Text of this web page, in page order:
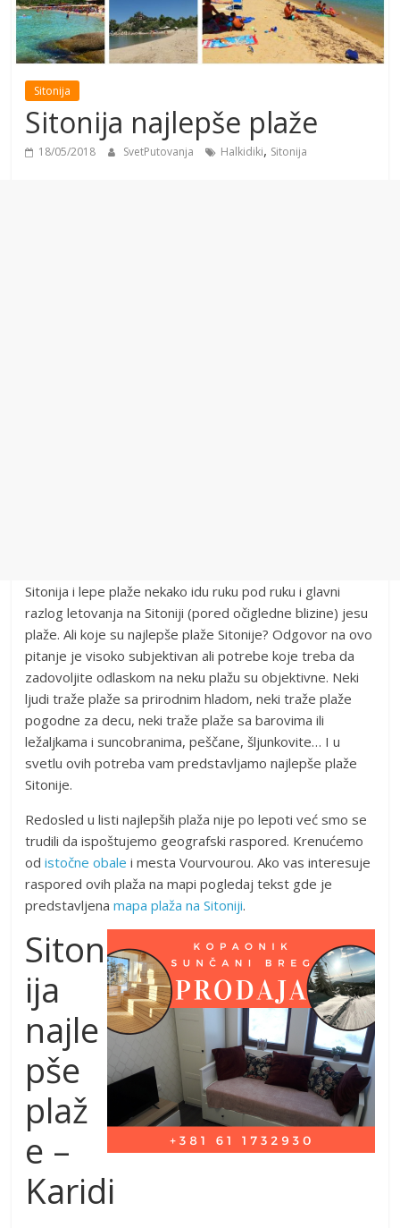
Sitonija
Sitonija najlepše plaže
18/05/2018 SvetPutovanja Halkidiki, Sitonija
Sitonija i lepe plaže nekako idu ruku pod ruku i glavni
razlog letovanja na Sitoniji (pored očigledne blizine) jesu
plaže. Ali koje su najlepše plaže Sitonije? Odgovor na ovo
pitanje je visoko subjektivan ali potrebe koje treba da
zadovoljite odlaskom na neku plažu su objektivne. Neki
ljudi traže plaže sa prirodnim hladom, neki traže plaže
pogodne za decu, neki traže plaže sa barovima ili
ležaljkama i suncobranima, peščane, šljunkovite… I u
svetlu ovih potreba vam predstavljamo najlepše plaže
Sitonije.
Redosled u listi najlepših plaža nije po lepoti već smo se
trudili da ispoštujemo geografski raspored. Krenućemo
odistočne obale i mesta Vourvourou. Ako vas interesuje
raspored ovih plaža na mapi pogledaj tekst gde je
predstavljenamapa plaža na Sitoniji.
Siton
ija
najle
pše
plaž
e –
Karidi